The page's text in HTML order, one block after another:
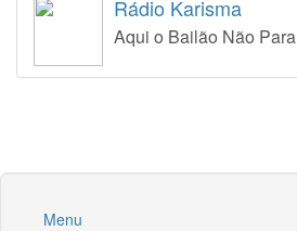
Rádio Karisma
Aqui o Bailão Não Para
Menu